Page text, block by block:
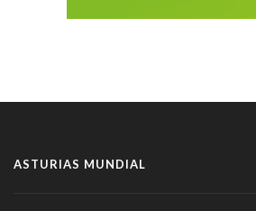
ASTURIAS MUNDIAL